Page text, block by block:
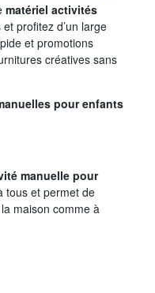
matériel activités
profitez d’un large
et promotions
créatives sans
pour enfants
manuelle pour
tous et permet de
maison comme à